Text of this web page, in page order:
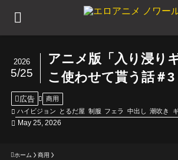
アニメ版「入り浸り
こ使わせて貰う話＃3
2026
5/25
広告
商用
ハイビジョン
とるだ屋 制服 フェラ 中出し 潮吹き
May 25, 2026
ホーム 商用